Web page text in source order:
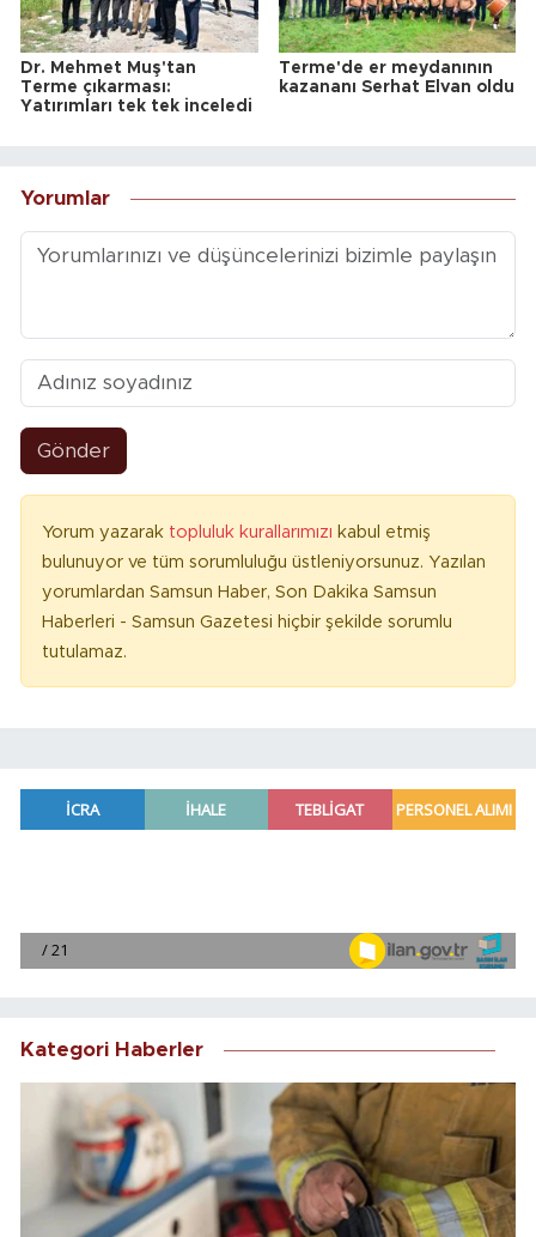
Dr. Mehmet Muş'tan
Terme çıkarması:
Yatırımları tek tek inceledi
Terme'de er meydanının
kazananı Serhat Elvan oldu
Yorumlar
Gönder
Yorum yazarak topluluk kurallarımızı kabul etmiş
bulunuyor ve tüm sorumluluğu üstleniyorsunuz. Yazılan
yorumlardan Samsun Haber, Son Dakika Samsun
Haberleri - Samsun Gazetesi hiçbir şekilde sorumlu
tutulamaz.
Kategori Haberler